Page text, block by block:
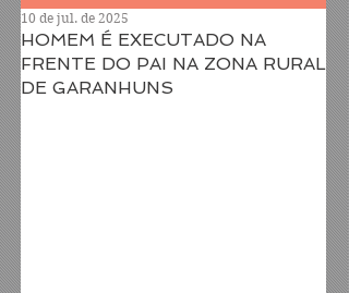
HOMEM É EXECUTADO NA
FRENTE DO PAI NA ZONA RURAL
DE GARANHUNS
10 de jul. de 2025